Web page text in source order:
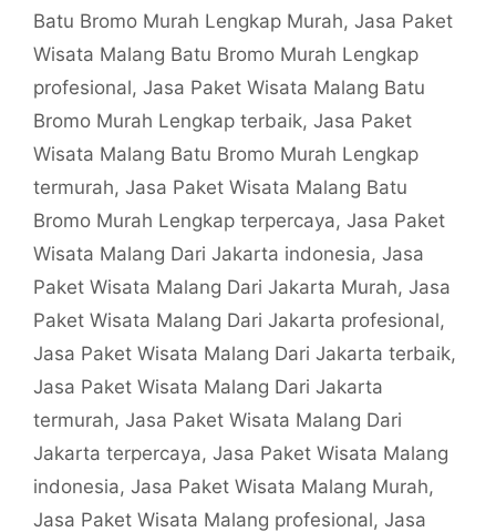
Batu Bromo Murah Lengkap Murah, Jasa Paket
Wisata Malang Batu Bromo Murah Lengkap
profesional, Jasa Paket Wisata Malang Batu
Bromo Murah Lengkap terbaik, Jasa Paket
Wisata Malang Batu Bromo Murah Lengkap
termurah, Jasa Paket Wisata Malang Batu
Bromo Murah Lengkap terpercaya, Jasa Paket
Wisata Malang Dari Jakarta indonesia, Jasa
Paket Wisata Malang Dari Jakarta Murah, Jasa
Paket Wisata Malang Dari Jakarta profesional,
Jasa Paket Wisata Malang Dari Jakarta terbaik,
Jasa Paket Wisata Malang Dari Jakarta
termurah, Jasa Paket Wisata Malang Dari
Jakarta terpercaya, Jasa Paket Wisata Malang
indonesia, Jasa Paket Wisata Malang Murah,
Jasa Paket Wisata Malang profesional, Jasa